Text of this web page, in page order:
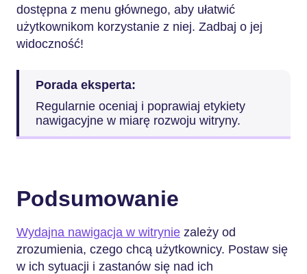
dostępna z menu głównego, aby ułatwić
użytkownikom korzystanie z niej. Zadbaj o jej
widoczność!
Porada eksperta:
Regularnie oceniaj i poprawiaj etykiety
nawigacyjne w miarę rozwoju witryny.
Podsumowanie
Wydajna nawigacja w witrynie zależy od
zrozumienia, czego chcą użytkownicy. Postaw się
w ich sytuacji i zastanów się nad ich